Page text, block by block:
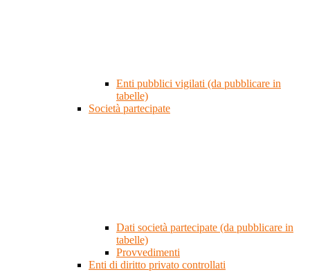
Enti pubblici vigilati (da pubblicare in
tabelle)
Società partecipate
Dati società partecipate (da pubblicare in
tabelle)
Provvedimenti
Enti di diritto privato controllati